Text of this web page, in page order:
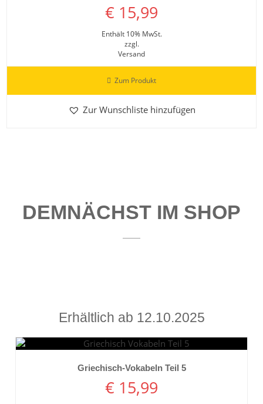
€ 15,99
Enthält 10% MwSt.
zzgl.
Versand
Zum Produkt
Zur Wunschliste hinzufügen
DEMNÄCHST IM SHOP
Erhältlich ab 12.10.2025
Details ansehen
Griechisch-Vokabeln Teil 5
€ 15,99